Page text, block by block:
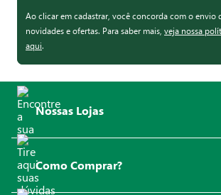
Ao clicar em cadastrar, você concorda com o envio
novidades e ofertas. Para saber mais, veja nossa
aqui.
Nossas Lojas
Como Comprar?